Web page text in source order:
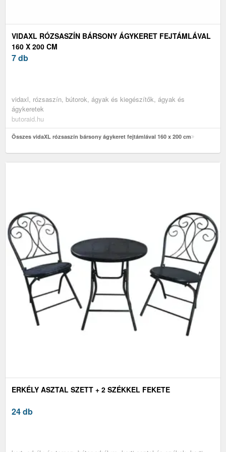
VIDAXL RÓZSASZÍN BÁRSONY ÁGYKERET FEJTÁMLÁVAL
160 X 200 CM
7 db
vidaxl, rózsaszín, bútorok, ágyak és kiegészítők, ágyak és
ágykeretek
butoraid.hu
Összes vidaXL rózsaszín bársony ágykeret fejtámlával 160 x 200 cm
ERKÉLY ASZTAL SZETT + 2 SZÉKKEL FEKETE
24 db